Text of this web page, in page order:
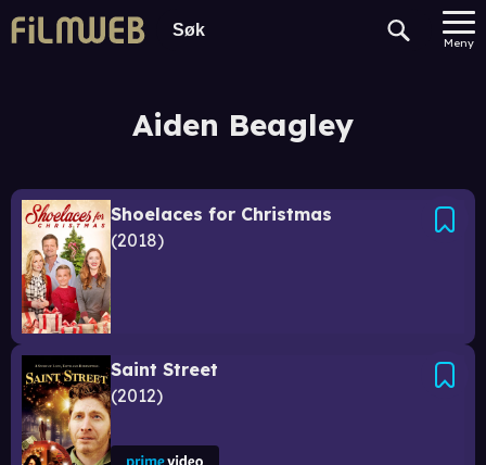
Meny
Aiden Beagley
Shoelaces for Christmas
2018
Saint Street
2012